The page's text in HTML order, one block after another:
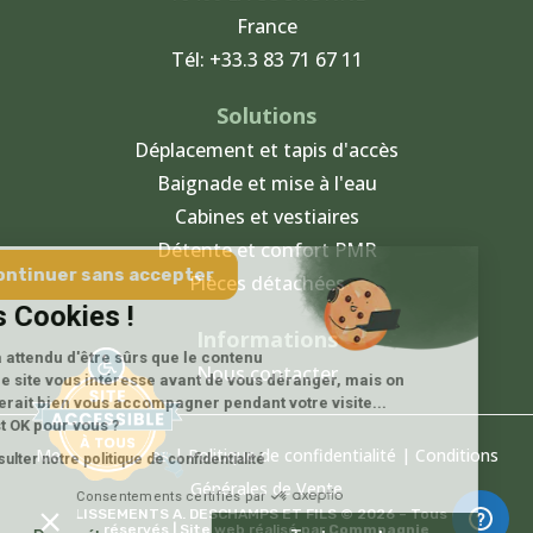
France
Tél: +33.3 83 71 67 11
Solutions
Déplacement et tapis d'accès
Baignade et mise à l'eau
Cabines et vestiaires
Détente et confort PMR
Pièces détachées
Informations
Nous contacter
Mentions légales|Politique de confidentialité | Conditions
Générales de Vente
ETABLISSEMENTS A. DESCHAMPS ET FILS © 2026 – Tous droits
réservés | Site web réalisé par Commpagnie
Continuer sans accepter
Salut c'est nous...
les Cookies !
On a attendu d'être sûrs que le contenu
de ce site vous intéresse avant de vous déranger, mais on
aimerait bien vous accompagner pendant votre visite...
C'est OK pour vous ?
Consulter notre politique de confidentialité
Consentements certifiés par